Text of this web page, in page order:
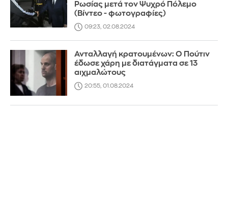
Ρωσίας μετά τον Ψυχρό Πόλεμο
(Βίντεο - φωτογραφίες)
09:23, 02.08.2024
Ανταλλαγή κρατουμένων: Ο Πούτιν
έδωσε χάρη με διατάγματα σε 13
αιχμαλώτους
20:55, 01.08.2024